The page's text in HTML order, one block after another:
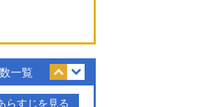
一覧
らすじを見る